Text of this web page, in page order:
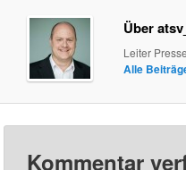
Über
Leiter
Alle
Kommentar